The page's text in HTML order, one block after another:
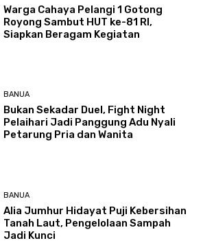
Warga Cahaya Pelangi 1 Gotong
Royong Sambut HUT ke-81 RI,
Siapkan Beragam Kegiatan
BANUA
Bukan Sekadar Duel, Fight Night
Pelaihari Jadi Panggung Adu Nyali
Petarung Pria dan Wanita
BANUA
Alia Jumhur Hidayat Puji Kebersihan
Tanah Laut, Pengelolaan Sampah
Jadi Kunci